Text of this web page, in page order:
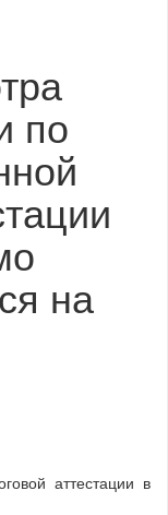
по
на
аттестации в